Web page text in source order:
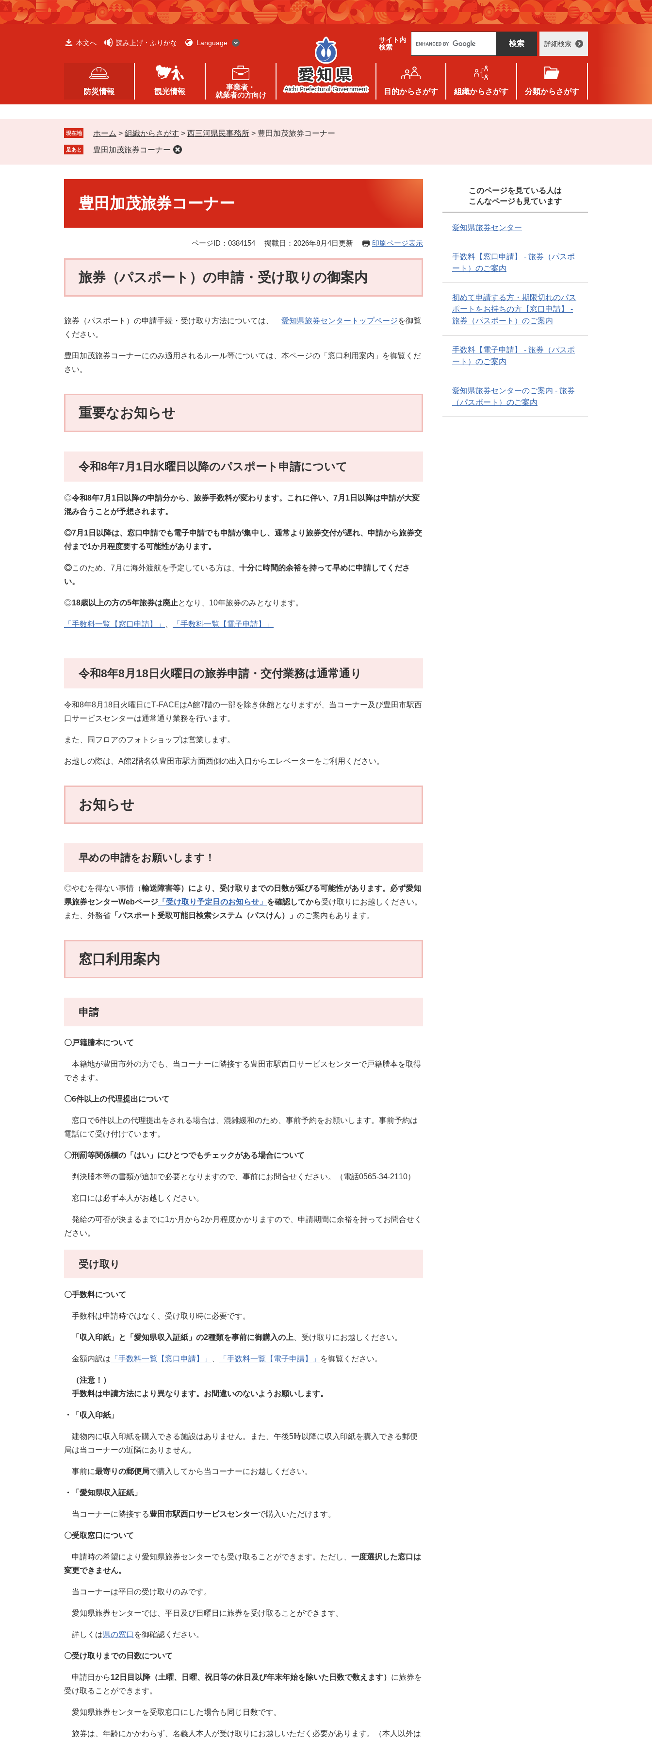
ペ
ー
メ
ニ
本文へ 読み上げ・ふりがな Language
サイト内
検索
g
e
カ
タ
ム
検
詳細検索
防災情報 観光情報
事業者・
就業者の方向け
目的からさがす 組織からさがす 分類からさがす
現在地 ホーム > 組織からさがす > 西三河県民事務所 > 豊田加茂旅券コーナー
足あと 豊田加茂旅券コーナー
豊田加茂旅券コーナー
ページID：0384154 掲載日：2026年8月4日更新 印刷ページ表示
旅券（パスポート）の申請・受け取りの御案内
旅券（パスポート）の申請手続・受け取り方法については、 愛知県旅券センタートップページを御覧
ください。
豊田加茂旅券コーナーにのみ適用されるルール等については、本ページの「窓口利用案内」を御覧くだ
さい。
重要なお知らせ
令和8年7月1日水曜日以降のパスポート申請について
◎令和8年7月1日以降の申請分から、旅券手数料が変わります。これに伴い、7月1日以降は申請が大変
混み合うことが予想されます。
◎7月1日以降は、窓口申請でも電子申請でも申請が集中し、通常より旅券交付が遅れ、申請から旅券交
付まで1か月程度要する可能性があります。
◎このため、7月に海外渡航を予定している方は、 十分に時間的余裕を持って早めに申請してくださ
い。
◎18歳以上の方の5年旅券は廃止となり、10年旅券のみとなります。
「手数料一覧【窓口申請】」 「手数料一覧【電子申請】」
令和8年8月18日火曜日の旅券申請・交付業務は通常通り
令和8年8月18日火曜日にT‐FACEはA館7階の一部を除き休館となりますが、当コーナー及び豊田市駅西
口サービスセンターは通常通り業務を行います。
また、同フロアのフォトショップは営業します。
お越しの際は、A館2階名鉄豊田市駅方面西側の出入口からエレベーターをご利用ください。
お知らせ
早めの申請をお願いします！
◎やむを得ない事情（輸送障害等）により、受け取りまでの日数が延びる可能性があります。必ず愛知
県旅券センターWebページ 「受け取り予定日のお知らせ」 を確認してから受け取りにお越しください。
また、外務省 「パスポート受取可能日検索システム（パスけん）」 のご案内もあります。
窓口利用案内
申請
〇戸籍謄本について
本籍地が豊田市外の方でも、当コーナーに隣接する豊田市駅西口サービスセンターで戸籍謄本を取得
できます。
〇6件以上の代理提出について
窓口で6件以上の代理提出をされる場合は、混雑緩和のため、事前予約をお願いします。事前予約は
電話にて受け付けています。
〇刑罰等関係欄の「はい」にひとつでもチェックがある場合について
判決謄本等の書類が追加で必要となりますので、事前にお問合せください。（電話0565-34-2110）
窓口には必ず本人がお越しください。
発給の可否が決まるまでに1か月から2か月程度かかりますので、申請期間に余裕を持ってお問合せく
ださい。
受け取り
〇手数料について
手数料は申請時ではなく、受け取り時に必要です。
「収入印紙」と「愛知県収入証紙」の2種類を事前に御購入の上 、受け取りにお越しください。
金額内訳は 「手数料一覧【窓口申請】」 「手数料一覧【電子申請】」 を御覧ください。
（注意！）​
手数料は申請方法により異なります。お間違いのないようお願いします。
・「収入印紙」
建物内に収入印紙を購入できる施設はありません。また、午後5時以降に収入印紙を購入できる郵便
局は当コーナーの近隣にありません。
事前に最寄りの郵便局で購入してから当コーナーにお越しください。
・「愛知県収入証紙」
当コーナーに隣接する豊田市駅西口サービスセンターで購入いただけます。
〇受取窓口について
申請時の希望により愛知県旅券センターでも受け取ることができます。ただし、 一度選択した窓口は
変更できません。
当コーナーは平日の受け取りのみです。
愛知県旅券センターでは、平日及び日曜日に旅券を受け取ることができます。
詳しくは県の窓口 を御確認ください。
〇受け取りまでの日数について
申請日から12日目以降（土曜、日曜、祝日等の休日及び年末年始を除いた日数で数えます）​​ に旅券を
受け取ることができます。
愛知県旅券センターを受取窓口にした場合も同じ日数です。
旅券は、年齢にかかわらず、名義人本人が受け取りにお越しいただく必要があります。（本人以外は
このページを見ている人は
こんなページも見ています
愛知県旅券センター
手数料【窓口申請】 - 旅券（パスポ
ート）のご案内
初めて申請する方・期限切れのパス
ポートをお持ちの方【窓口申請】 -
旅券（パスポート）のご案内
手数料【電子申請】 - 旅券（パスポ
ート）のご案内
愛知県旅券センターのご案内 - 旅券
（パスポート）のご案内